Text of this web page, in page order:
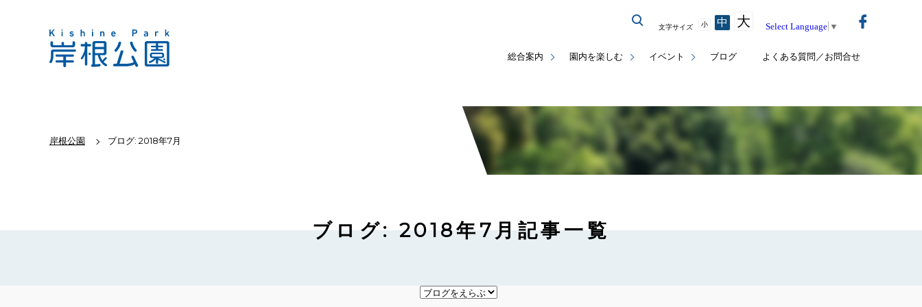
総合案内 園内を楽しむ イベント ブログ よくある質問／お問合せ
文字サイズ 小 中 大 Select Language ▼
岸根公園 ブログ: 2018年7月
ブログ: 2018年7月記事一覧